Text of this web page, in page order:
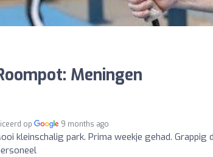
Meningen
op 9 months ago
kleinschalig park. Prima weekje gehad.